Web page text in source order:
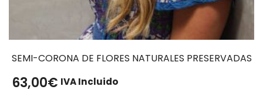
SEMI-CORONA DE FLORES NATURALES PRESERVADAS
63,00€ IVA Incluido